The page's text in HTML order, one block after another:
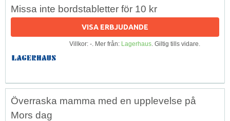
Missa inte bordstabletter för 10 kr
VISA ERBJUDANDE
Villkor: -. Mer från: Lagerhaus. Giltig tills vidare.
Överraska mamma med en upplevelse på
Mors dag